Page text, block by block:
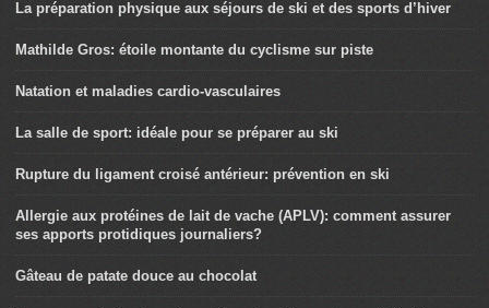
La préparation physique aux séjours de ski et des sports d’hiver
Mathilde Gros: étoile montante du cyclisme sur piste
Natation et maladies cardio-vasculaires
La salle de sport: idéale pour se préparer au ski
Rupture du ligament croisé antérieur: prévention en ski
Allergie aux protéines de lait de vache (APLV): comment assurer
ses apports protidiques journaliers?
Gâteau de patate douce au chocolat